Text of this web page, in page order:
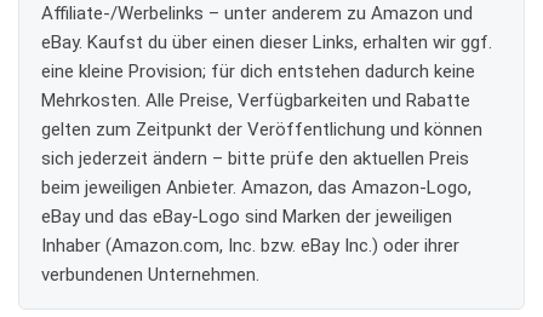
Affiliate-/Werbelinks – unter anderem zu Amazon und
eBay. Kaufst du über einen dieser Links, erhalten wir ggf.
eine kleine Provision; für dich entstehen dadurch keine
Mehrkosten. Alle Preise, Verfügbarkeiten und Rabatte
gelten zum Zeitpunkt der Veröffentlichung und können
sich jederzeit ändern – bitte prüfe den aktuellen Preis
beim jeweiligen Anbieter. Amazon, das Amazon-Logo,
eBay und das eBay-Logo sind Marken der jeweiligen
Inhaber (Amazon.com, Inc. bzw. eBay Inc.) oder ihrer
verbundenen Unternehmen.